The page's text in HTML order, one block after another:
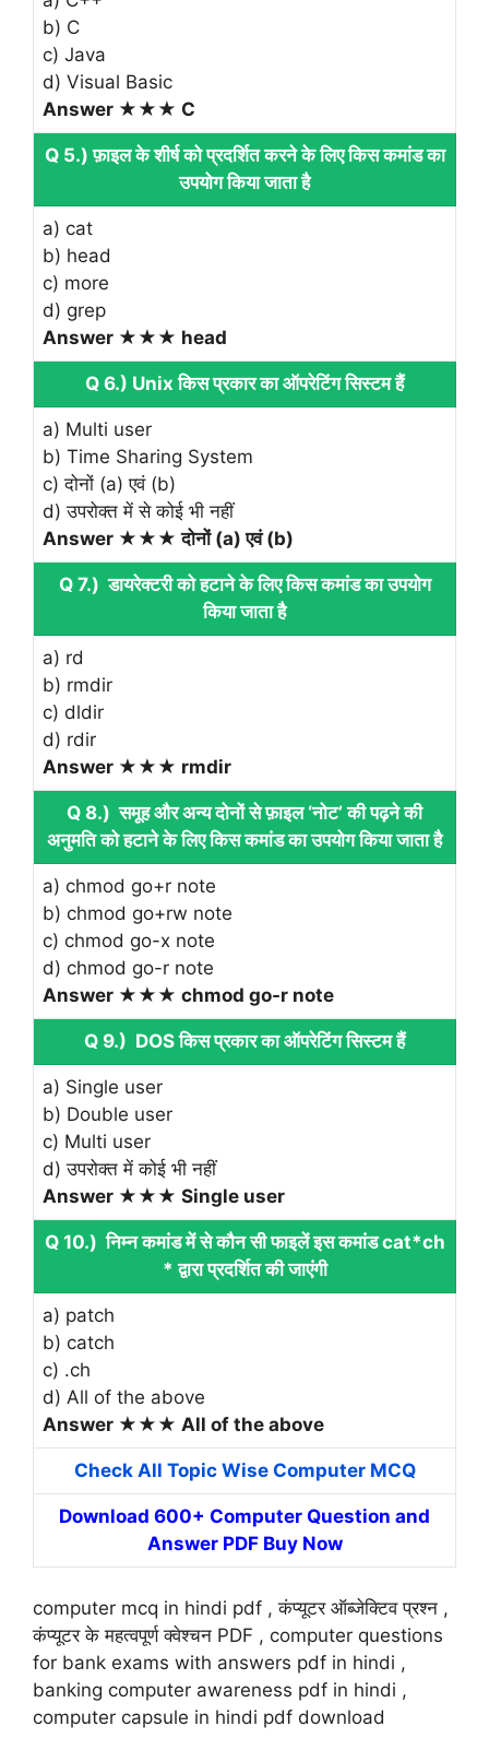
b) C
c) Java
d) Visual Basic
Answer ★★★ C
Q 5.) फ़ाइल के शीर्ष को प्रदर्शित करने के लिए किस कमांड का
उपयोग किया जाता है
a) cat
b) head
c) more
d) grep
Answer ★★★ head
Q 6.) Unix किस प्रकार का ऑपरेटिंग सिस्टम हैं
a) Multi user
b) Time Sharing System
c) दोनों (a) एवं (b)
d) उपरोक्‍त में से कोई भी नहीं
Answer ★★★ दोनों (a) एवं (b)
Q 7.) डायरेक्टरी को हटाने के लिए किस कमांड का उपयोग
किया जाता है
a) rd
b) rmdir
c) dldir
d) rdir
Answer ★★★ rmdir
Q 8.) समूह और अन्य दोनों से फ़ाइल ‘नोट’ की पढ़ने की
अनुमति को हटाने के लिए किस कमांड का उपयोग किया जाता है
a) chmod go+r note
b) chmod go+rw note
c) chmod go-x note
d) chmod go-r note
Answer ★★★ chmod go-r note
Q 9.) DOS किस प्रकार का ऑपरेटिंग सिस्टम हैं
a) Single user
b) Double user
c) Multi user
d) उपरोक्‍त में कोई भी नहीं
Answer ★★★ Single user
Q 10.) निम्न कमांड में सेकौन सी फाइलें इस कमांड cat*ch
* द्वारा प्रदर्शित की जाएंगी
a) patch
b) catch
c) .ch
d) All of the above
Answer ★★★ All of the above
Check All Topic Wise Computer MCQ
Download 600+ Computer Question and
Answer PDF Buy Now
computer mcq in hindi pdf , कंप्यूटर ऑब्जेक्टिव प्रश्न ,
कंप्यूटर के महत्वपूर्ण क्वेश्चन PDF , computer questions
for bank exams with answers pdf in hindi ,
banking computer awareness pdf in hindi ,
computer capsule in hindi pdf download